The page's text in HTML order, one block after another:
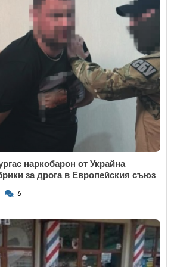
наркобарон от Украйна
за дрога в Европейския съюз
6